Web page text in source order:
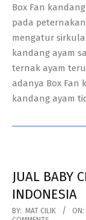
16
Box Fan
pada
mengatur
kandang ayam
ternak ayam
adanya Box Fan
kandang ayam
JUAL BABY
INDONESIA
2018-
BY: MAT CILIK ON: